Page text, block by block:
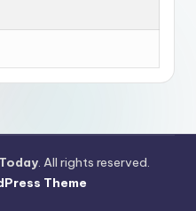
. All rights reserved.
Theme